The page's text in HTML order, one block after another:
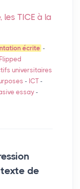
les TICE à la
écrite -
Flipped
universitaires
- ICT-
essay-
de